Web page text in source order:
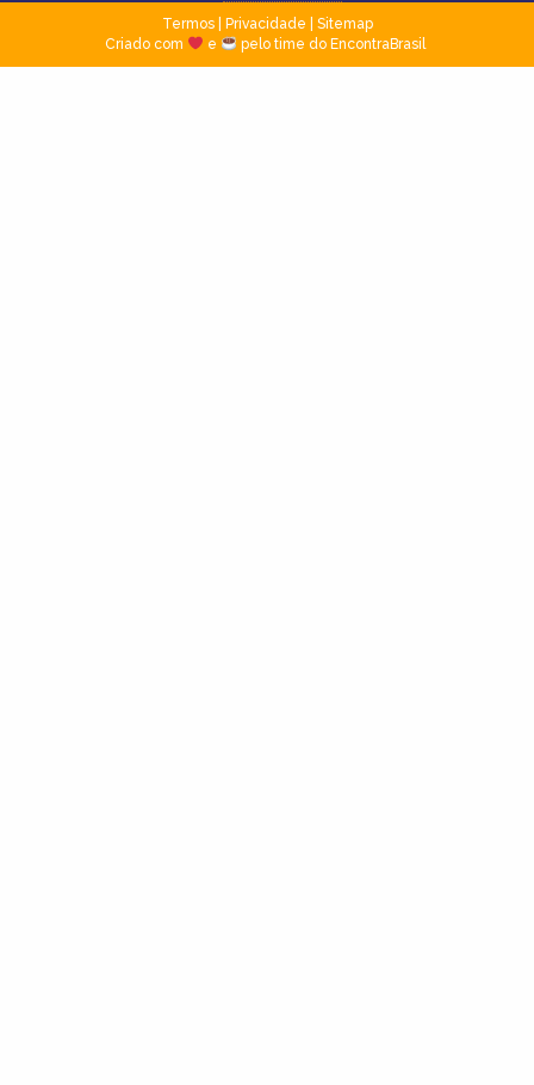
Termos| Privacidade
Sitemap
Criado com
e pelo time do EncontraBrasil